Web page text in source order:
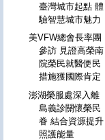
臺灣城市起點 體
驗智慧城市魅力
美VFW總會長率團
參訪 見證高榮南
院榮民就醫便民
措施獲國際肯定
澎湖榮服處深入離
島義診關懷榮民
眷 結合資源提升
照護能量